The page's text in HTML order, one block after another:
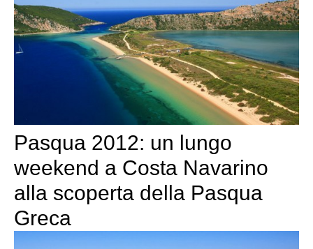
Pasqua 2012: un lungo
weekend a Costa Navarino
alla scoperta della Pasqua
Greca